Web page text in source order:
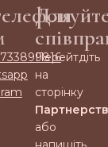
Для
Перейтдіть
на
сторінку
або